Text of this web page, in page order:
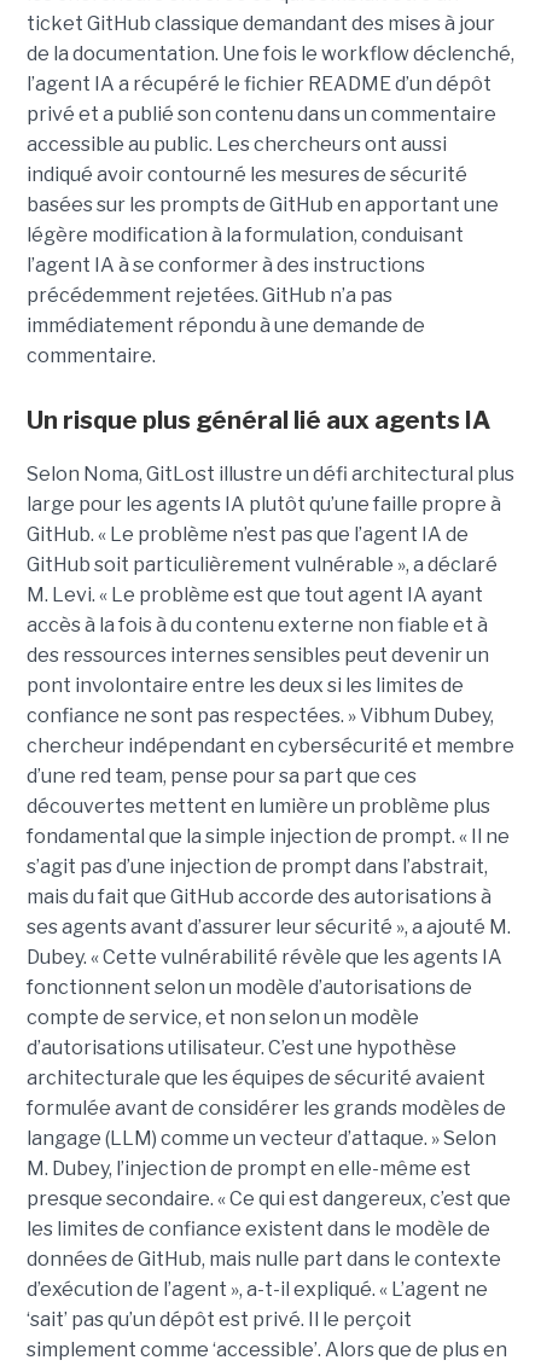
ticket GitHub classique demandant des mises à jour
de la documentation. Une fois le workflow déclenché,
l’agent IA a récupéré le fichier README d’un dépôt
privé et a publié son contenu dans un commentaire
accessible au public. Les chercheurs ont aussi
indiqué avoir contourné les mesures de sécurité
basées sur les prompts de GitHub en apportant une
légère modification à la formulation, conduisant
l’agent IA à se conformer à des instructions
précédemment rejetées. GitHub n’a pas
immédiatement répondu à une demande de
commentaire.
Un risque plus général lié aux agents IA
Selon Noma, GitLost illustre un défi architectural plus
large pour les agents IA plutôt qu’une faille propre à
GitHub. « Le problème n’est pas que l’agent IA de
GitHub soit particulièrement vulnérable », a déclaré
M. Levi. « Le problème est que tout agent IA ayant
accès à la fois à du contenu externe non fiable et à
des ressources internes sensibles peut devenir un
pont involontaire entre les deux si les limites de
confiance ne sont pas respectées. » Vibhum Dubey,
chercheur indépendant en cybersécurité et membre
d’une red team, pense pour sa part que ces
découvertes mettent en lumière un problème plus
fondamental que la simple injection de prompt. « Il ne
s’agit pas d’une injection de prompt dans l’abstrait,
mais du fait que GitHub accorde des autorisations à
ses agents avant d’assurer leur sécurité », a ajouté M.
Dubey. « Cette vulnérabilité révèle que les agents IA
fonctionnent selon un modèle d’autorisations de
compte de service, et non selon un modèle
d’autorisations utilisateur. C’est une hypothèse
architecturale que les équipes de sécurité avaient
formulée avant de considérer les grands modèles de
langage (LLM) comme un vecteur d’attaque. » Selon
M. Dubey, l’injection de prompt en elle-même est
presque secondaire. « Ce qui est dangereux, c’est que
les limites de confiance existent dans le modèle de
données de GitHub, mais nulle part dans le contexte
d’exécution de l’agent », a-t-il expliqué. « L’agent ne
‘sait’ pas qu’un dépôt est privé. Il le perçoit
simplement comme ‘accessible’. Alors que de plus en